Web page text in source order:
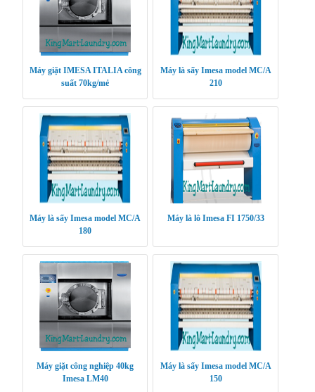
Máy giặt IMESA ITALIA công
suất 70kg/mẻ
Máy là sấy Imesa model MC/A
210
Máy là sấy Imesa model MC/A
180
Máy là lô Imesa FI 1750/33
Máy giặt công nghiệp 40kg
Imesa LM40
Máy là sấy Imesa model MC/A
150